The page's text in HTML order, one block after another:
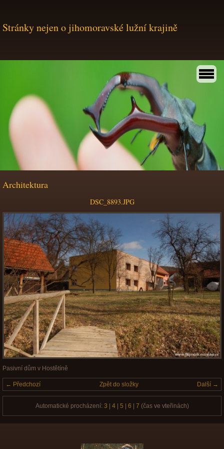
Stránky nejen o jihomoravské lužní krajině
Architektura
DSC_8893.JPG
Pasivní dům v Hostětíně
← Předchozí Další →
Zpět do složky
Automatické procházení: 3 4| 5 6 7 (čas ve vteřinách)